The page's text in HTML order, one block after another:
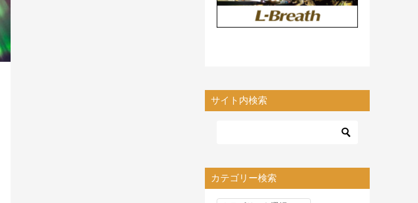
サイト内検索
カテゴリー検索